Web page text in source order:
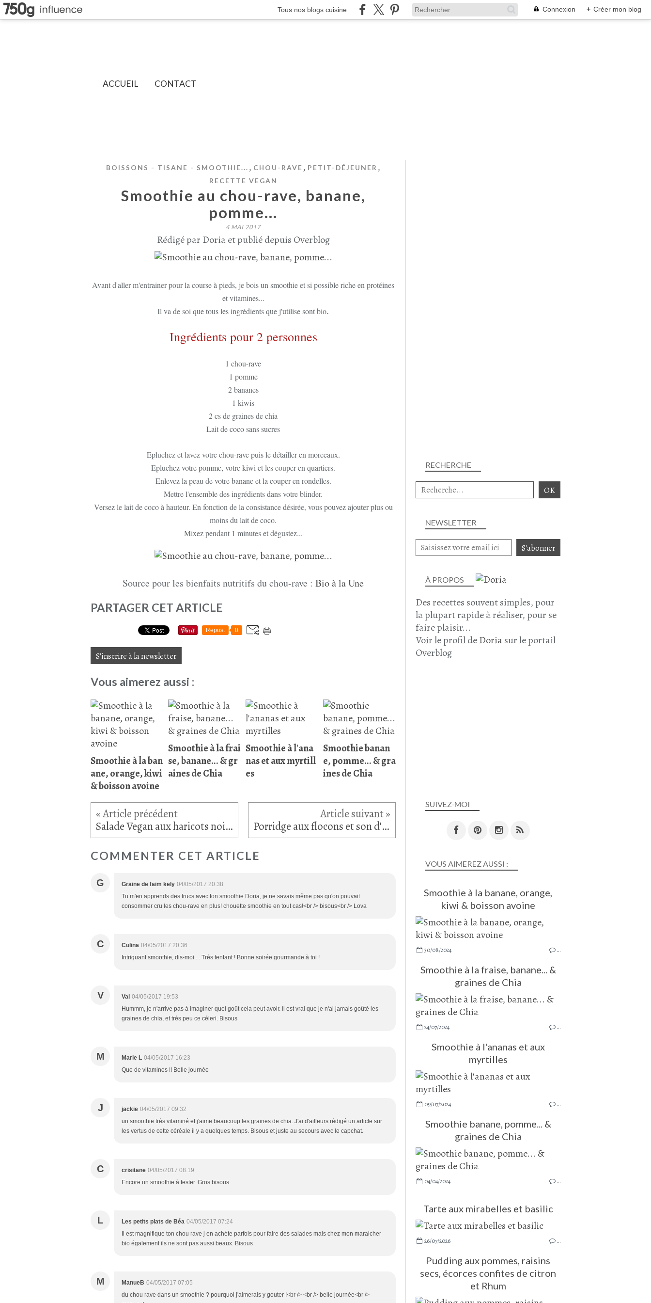
Tous nos blogs cuisine Connexion + Créer mon blog
ACCUEIL CONTACT
BOISSONS - TISANE - SMOOTHIE... , CHOU-RAVE , PETIT-DÉJEUNER ,
RECETTE VEGAN
Smoothie au chou-rave, banane,
pomme...
4 MAI 2017
Rédigé par Doria et publié depuis Overblog
Avant d'aller m'entrainer pour la course à pieds, je bois un smoothie et si possible riche en protéines
et vitamines...
Il va de soi que tous les ingrédients que j'utilise sont bio.
Ingrédients pour 2 personnes
1 chou-rave
1 pomme
2 bananes
1 kiwis
2 cs de graines de chia
Lait de coco sans sucres
Epluchez et lavez votre chou-rave puis le détailler en morceaux.
Epluchez votre pomme, votre kiwi et les couper en quartiers.
Enlevez la peau de votre banane et la couper en rondelles.
Mettre l'ensemble des ingrédients dans votre blinder.
Versez le lait de coco à hauteur. En fonction de la consistance désirée, vous pouvez ajouter plus ou
moins du lait de coco.
Mixez pendant 1 minutes et dégustez...
Source pour les bienfaits nutritifs du chou-rave : Bio à la Une
PARTAGER CET ARTICLE
Repost 0
S'inscrire à la newsletter
Vous aimerez aussi :
Smoothie à la ban
ane, orange, kiwi
& boisson avoine
Smoothie à la frai
se, banane... & gr
aines de Chia
Smoothie à l'ana
nas et aux myrtill
es
Smoothie banan
e, pomme... & gra
ines de Chia
Salade Vegan aux haricots noirs sauce chipotle Porridge aux flocons et son d'avoine, graines de chia, fruits secs et banane
COMMENTER CET ARTICLE
G Graine de faim kely 04/05/2017 20:38
Tu m'en apprends des trucs avec ton smoothie Doria, je ne savais même pas qu'on pouvait
consommer cru les chou-rave en plus! chouette smoothie en tout cas!<br /> bisous<br /> Lova
C Culina 04/05/2017 20:36
Intriguant smoothie, dis-moi ... Très tentant ! Bonne soirée gourmande à toi !
V Val 04/05/2017 19:53
Hummm, je n'arrive pas à imaginer quel goût cela peut avoir. Il est vrai que je n'ai jamais goûté les
graines de chia, et très peu ce céleri. Bisous
M Marie L 04/05/2017 16:23
Que de vitamines !! Belle journée
J jackie 04/05/2017 09:32
un smoothie très vitaminé et j'aime beaucoup les graines de chia. J'ai d'ailleurs rédigé un article sur
les vertus de cette céréale il y a quelques temps. Bisous et juste au secours avec le capchat.
C crisitane 04/05/2017 08:19
Encore un smoothie à tester. Gros bisous
L Les petits plats de Béa 04/05/2017 07:24
Il est magnifique ton chou rave j en achéte parfois pour faire des salades mais chez mon maraicher
bio également ils ne sont pas aussi beaux. Bisous
M ManueB 04/05/2017 07:05
du chou rave dans un smoothie ? pourquoi j'aimerais y gouter !<br /> <br /> belle journée<br />
NEWSLETTER
SUIVEZ-MOI
RECHERCHE
À PROPOS
Des recettes souvent simples, pour
la plupart rapide à réaliser, pour se
faire plaisir...
Voir le profil deDoriasur le portail
Overblog
VOUS AIMEREZ AUSSI :
Smoothie à la banane, orange,
kiwi & boisson avoine
30/08/2024 …
Smoothie à la fraise, banane... &
graines de Chia
24/07/2024 …
Smoothie à l'ananas et aux
myrtilles
09/07/2024 …
Smoothie banane, pomme... &
graines de Chia
04/04/2024 …
Tarte aux mirabelles et basilic
26/07/2026 …
Pudding aux pommes, raisins
secs, écorces confites de citron
et Rhum